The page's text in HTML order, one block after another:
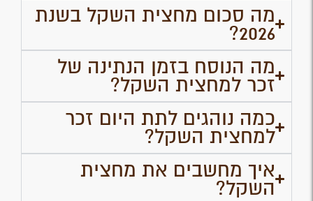
מה סכום מחצית השקל בשנת
2026?
מה הנוסח בזמן הנתינה של
זכר למחצית השקל?
כמה נוהגים לתת היום זכר
למחצית השקל?
איך מחשבים את מחצית
השקל?